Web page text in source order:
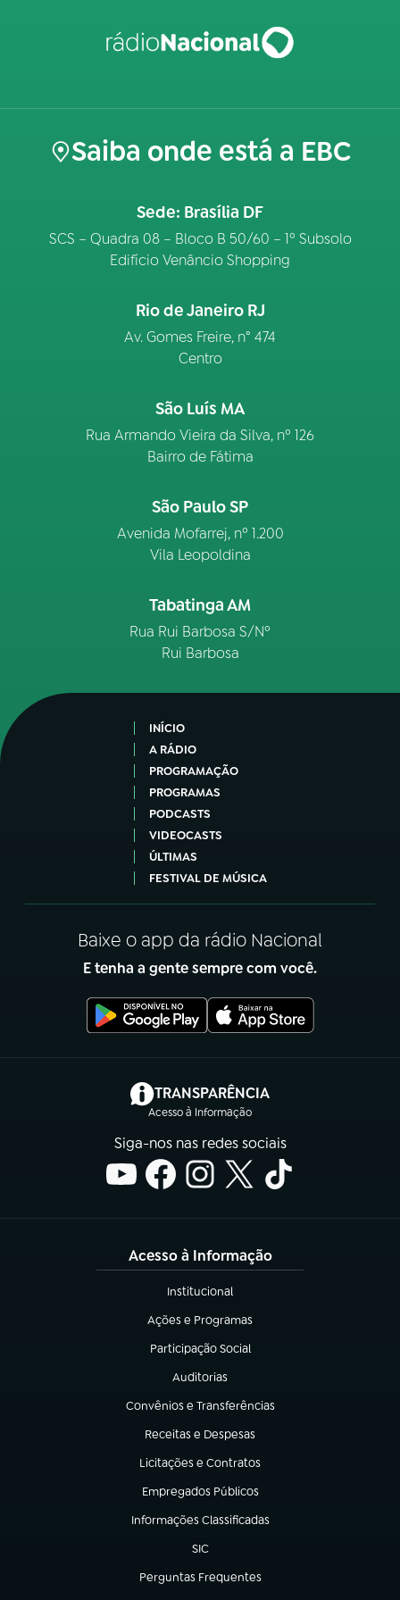
Saiba onde está a EBC
Sede: Brasília DF
SCS – Quadra 08 – Bloco B 50/60 – 1º Subsolo
Edifício Venâncio Shopping
Rio de Janeiro RJ
Av. Gomes Freire, n° 474
Centro
São Luís MA
Rua Armando Vieira da Silva, nº 126
Bairro de Fátima
São Paulo SP
Avenida Mofarrej, nº 1.200
Vila Leopoldina
Tabatinga AM
Rua Rui Barbosa S/Nº
Rui Barbosa
INÍCIO
A RÁDIO
PROGRAMAÇÃO
PROGRAMAS
PODCASTS
VIDEOCASTS
ÚLTIMAS
FESTIVAL DE MÚSICA
Baixe o app da rádio Nacional
E tenha a gente sempre com você.
TRANSPARÊNCIA
Acesso à Informação
(abre em nova aba)
Siga-nos nas redes sociais
Acesso à Informação
Institucional
(abre em nova aba)
Ações e Programas
(abre em nova aba)
Participação Social
(abre em nova aba)
Auditorias
(abre em nova aba)
Convênios e Transferências
(abre em nova aba)
Receitas e Despesas
(abre em nova aba)
Licitações e Contratos
(abre em nova aba)
Empregados Públicos
(abre em nova aba)
Informações Classificadas
(abre em nova aba)
SIC
(abre em nova aba)
Perguntas Frequentes
(abre em nova aba)